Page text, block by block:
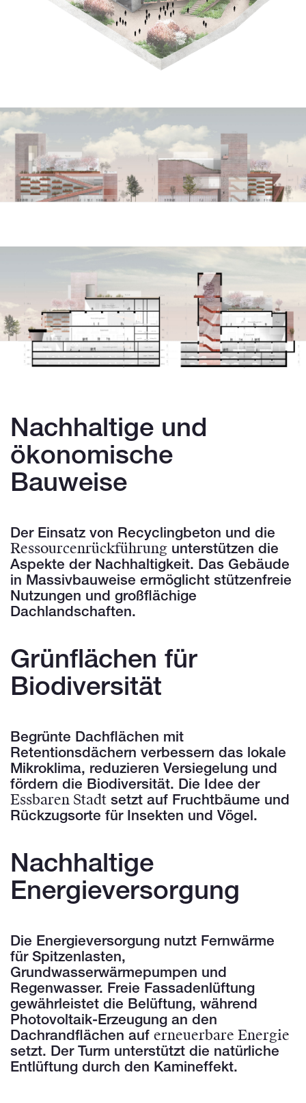
Nachhaltige und
ökonomische
Bauweise
Der Einsatz von Recyclingbeton und die
Ressourcenrückführung unterstützen die
Aspekte der Nachhaltigkeit. Das Gebäude
in Massivbauweise ermöglicht stützenfreie
Nutzungen und großflächige
Dachlandschaften.
Grünflächen für
Biodiversität
Begrünte Dachflächen mit
Retentionsdächern verbessern das lokale
Mikroklima, reduzieren Versiegelung und
fördern die Biodiversität. Die Idee der
Essbaren Stadt setzt auf Fruchtbäume und
Rückzugsorte für Insekten und Vögel.
Nachhaltige
Energieversorgung
Die Energieversorgung nutzt Fernwärme
für Spitzenlasten,
Grundwasserwärmepumpen und
Regenwasser. Freie Fassadenlüftung
gewährleistet die Belüftung, während
Photovoltaik-Erzeugung an den
Dachrandflächen auf erneuerbare Energie
setzt. Der Turm unterstützt die natürliche
Entlüftung durch den Kamineffekt.